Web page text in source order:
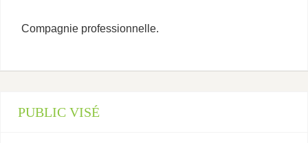
Compagnie professionnelle.
PUBLIC VISÉ